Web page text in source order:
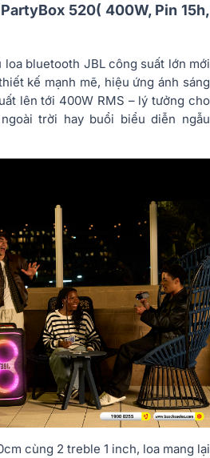
520( 400W, Pin 15h,
loa bluetooth JBL công suất lớn mới
kế mạnh mẽ, hiệu ứng ánh sáng
lên tới 400W RMS – lý tưởng cho
trời hay buổi biểu diễn ngẫu
cùng 2 treble 1 inch, loa mang lại